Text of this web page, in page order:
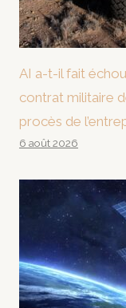
AI a-t-il fait
contrat militaire
procès de
6 août 2026